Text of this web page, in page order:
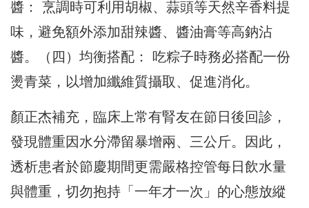
醬： 烹調時可利用胡椒、蒜頭等天然辛香料提
味，避免額外添加甜辣醬、醬油膏等高鈉沾
醬。（四）均衡搭配： 吃粽子時務必搭配一份
燙青菜，以增加纖維質攝取、促進消化。
顏正杰補充，臨床上常有腎友在節日後回診，
發現體重因水分滯留暴增兩、三公斤。因此，
透析患者於節慶期間更需嚴格控管每日飲水量
與體重，切勿抱持「一年才一次」的心態放縱